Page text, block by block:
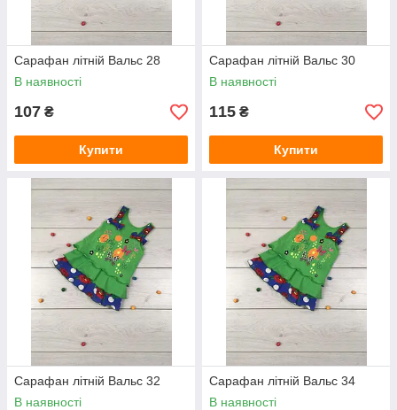
Сарафан літній Вальс 28
В наявності
107 ₴
Купити
Сарафан літній Вальс 30
В наявності
115 ₴
Купити
Сарафан літній Вальс 32
В наявності
Сарафан літній Вальс 34
В наявності